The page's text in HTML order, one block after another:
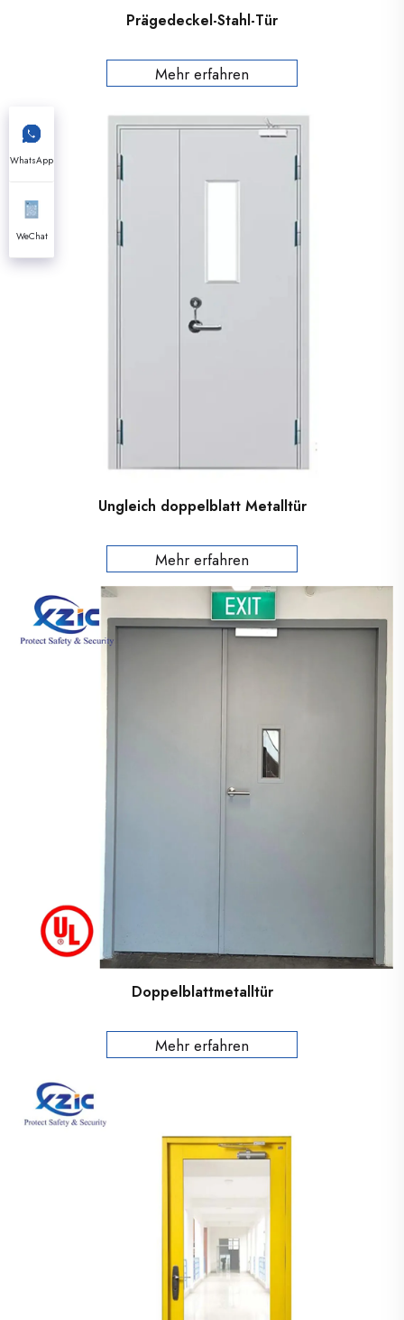
Prägedeckel-Stahl-Tür
Mehr erfahren
Ungleich doppelblatt Metalltür
Mehr erfahren
Doppelblattmetalltür
Mehr erfahren
WhatsApp
WeChat